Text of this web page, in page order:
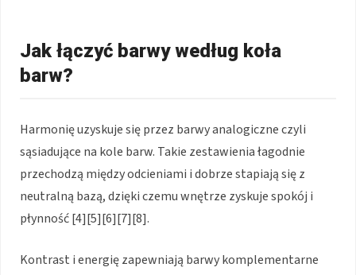
Jak łączyć barwy według koła
barw?
Harmonię uzyskuje się przez barwy analogiczne czyli
sąsiadujące na kole barw. Takie zestawienia łagodnie
przechodzą między odcieniami i dobrze stapiają się z
neutralną bazą, dzięki czemu wnętrze zyskuje spokój i
płynność [4][5][6][7][8].
Kontrast i energię zapewniają barwy komplementarne